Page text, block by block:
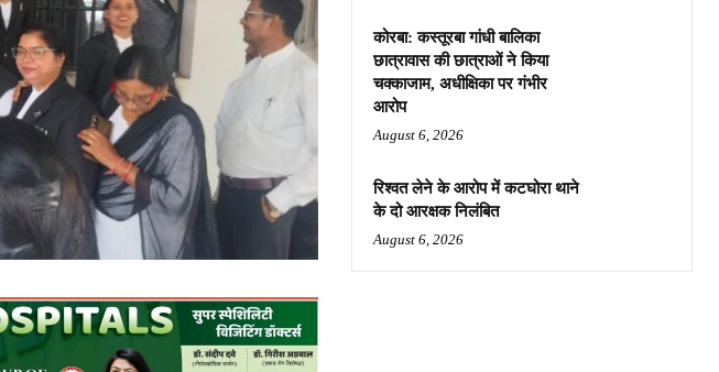
कोरबा: कस्तूरबा गांधी बालिका
छात्रावास की छात्राओं ने किया
चक्काजाम, अधीक्षिका पर गंभीर
आरोप
August 6, 2026
रिश्वत लेने के आरोप में कटघोरा थाने
के दो आरक्षक निलंबित
August 6, 2026